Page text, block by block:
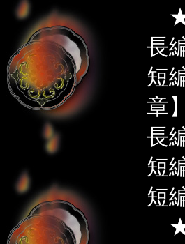
★
長
短
章】
長
短
短
★